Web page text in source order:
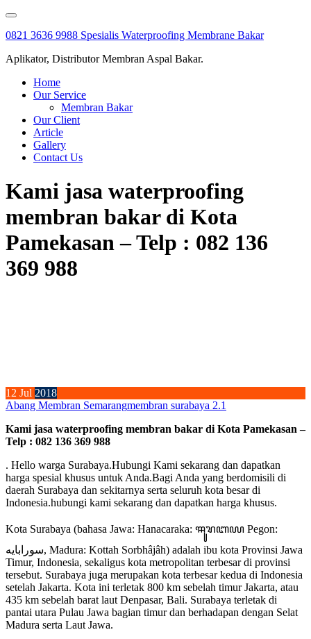
Skip
content
0821 3636 9988 Spesialis Waterproofing Membrane Bakar
Aplikator, Distributor Membran Aspal Bakar.
Home
Our Service
Membran Bakar
Our Client
Article
Gallery
Contact Us
Kami jasa waterproofing
membran bakar di Kota
Pamekasan – Telp : 082 136
369 988
12 Jul 2018
Abang Membran Semarangmembran surabaya 2.1
Kami jasa waterproofing membran bakar di Kota Pamekasan –
Telp : 082 136 369 988
. Hello warga Surabaya.Hubungi Kami sekarang dan dapatkan
harga spesial khusus untuk Anda.Bagi Anda yang berdomisili di
daerah Surabaya dan sekitarnya serta seluruh kota besar di
Indonesia.hubungi kami sekarang dan dapatkan harga khusus.
Kota Surabaya (bahasa Jawa: Hanacaraka: ꦯꦸꦫꦧꦪ Pegon:
سورابايه, Madura: Kottah Sorbhâjâh) adalah ibu kota Provinsi Jawa
Timur, Indonesia, sekaligus kota metropolitan terbesar di provinsi
tersebut. Surabaya juga merupakan kota terbesar kedua di Indonesia
setelah Jakarta. Kota ini terletak 800 km sebelah timur Jakarta, atau
435 km sebelah barat laut Denpasar, Bali. Surabaya terletak di
pantai utara Pulau Jawa bagian timur dan berhadapan dengan Selat
Madura serta Laut Jawa.